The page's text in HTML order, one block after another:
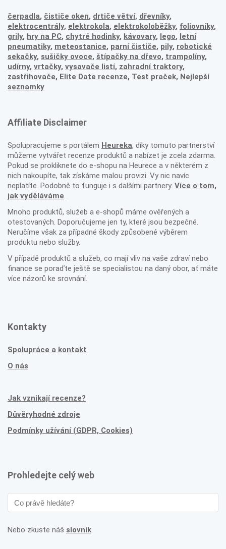
čerpadla, čističe oken, drtiče větví, dřevníky,
elektrocentrály, elektrokola, elektrokoloběžky, foliovníky,
grily, hry na PC, chytré hodinky, kávovary, lego, letní
pneumatiky, meteostanice, parní čističe, pily, robotické
sekačky, sušičky ovoce, štípačky na dřevo, trampolíny,
udírny, vrtačky, vysavače listí, zahradní traktory,
zastřihovače, Elite Date recenze, Test praček, Nejlepší
seznamky
Affiliate Disclaimer
Spolupracujeme s portálem Heureka, díky tomuto partnerství
můžeme vytvářet recenze produktů a nabízet je zcela zdarma.
Pokud se prokliknete do e-shopu na Heurece a v některém z
nich nakoupíte, tak získáme malou provizi. Vy nic navíc
neplatíte. Podobně to funguje i s dalšími partnery. Více o tom,
jak vyděláváme.
Mnoho produktů, služeb a e-shopů máme ověřených a
otestovaných. Doporučujeme jen ty, které jsou bezpečné.
Neručíme však za případné škody způsobené výběrem
produktu nebo služby.
V případě produktů a služeb, co mají vliv na vaše zdraví nebo
finance se poraďte ještě se specialistou na daný obor, ať máte
více názorů ke srovnání.
Kontakty
Spolupráce a kontakt
O nás
Jak vznikají recenze?
Důvěryhodné zdroje
Podmínky užívání (GDPR, Cookies)
Prohledejte celý web
Nebo zkuste náš slovník.